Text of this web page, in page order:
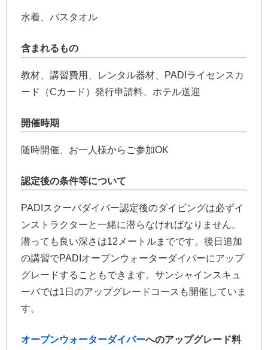
水着、バスタオル
含まれるもの
教材、講習費用、レンタル器材、PADIライセンスカ
ード（Cカード）発行申請料、ホテル送迎
開催時期
随時開催、お一人様からご参加OK
認定後の条件等について
PADIスクーバダイバー認定後のダイビングは必ずイ
ンストラクターと一緒に潜らなければなりません。
潜っても良い深さは12メートルまでです。後日追加
の講習でPADIオープンウォーターダイバーにアップ
グレードすることもできます。サンシャインスキュ
ーバでは1日のアップグレードコースも開催していま
す。
オープンウォーターダイバーへのアップグレード料